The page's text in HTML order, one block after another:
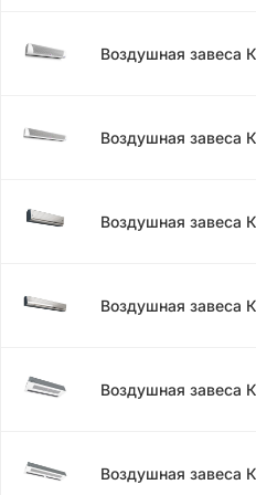
Воздушная завеса
Воздушная завеса
Воздушная завеса
Воздушная завеса
Воздушная завеса
Воздушная завеса